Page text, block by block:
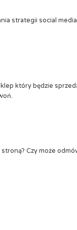
strategii social
który będzie
Czy może